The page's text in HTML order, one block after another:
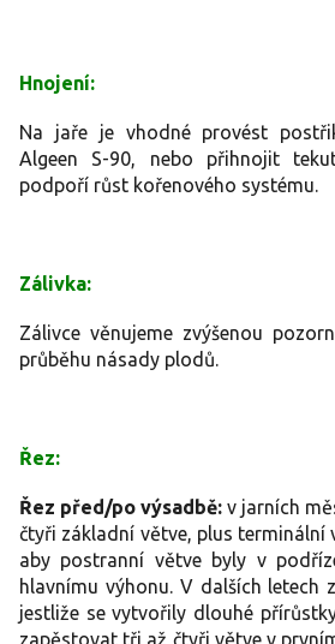
Hnojení:
Na jaře je vhodné provést
Algeen S-90, nebo přihnojit
podpoří růst kořenového systému.
Zálivka:
Zálivce věnujeme zvýšenou
průběhu násady plodů.
Řez:
Řez před/po výsadbě: v jarních
čtyři základní větve, plus terminální
aby postranní větve byly v
hlavnímu výhonu. V dalších letech
jestliže se vytvořily dlouhé
zapěstovat tři až čtyři větve v